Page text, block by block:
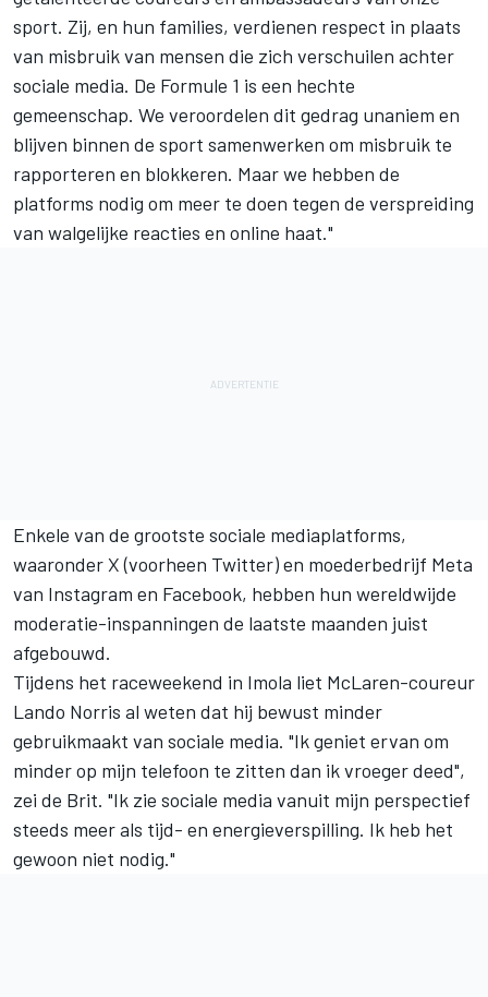
sport. Zij, en hun families, verdienen respect in plaats
van misbruik van mensen die zich verschuilen achter
sociale media. De Formule 1 is een hechte
gemeenschap. We veroordelen dit gedrag unaniem en
blijven binnen de sport samenwerken om misbruik te
rapporteren en blokkeren. Maar we hebben de
platforms nodig om meer te doen tegen de verspreiding
van walgelijke reacties en online haat."
Enkele van de grootste sociale mediaplatforms,
waaronder X (voorheen Twitter) en moederbedrijf Meta
van Instagram en Facebook, hebben hun wereldwijde
moderatie-inspanningen de laatste maanden juist
afgebouwd.
Tijdens het raceweekend in Imola liet McLaren-coureur
Lando Norris al weten dat hij bewust minder
gebruikmaakt van sociale media. "Ik geniet ervan om
minder op mijn telefoon te zitten dan ik vroeger deed",
zei de Brit. "Ik zie sociale media vanuit mijn perspectief
steeds meer als tijd- en energieverspilling. Ik heb het
gewoon niet nodig."